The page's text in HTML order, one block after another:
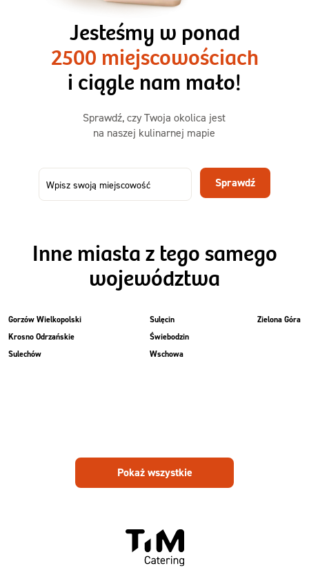
1500kcal - 2250kcal
3 sycące posiłki o większej objętości. Mniej dań,
ta sama wygoda!
50,31 zł
73,99
-32%
Menu
Jesteśmy w ponad
2500 miejscowościach
i ciągle nam mało!
Sprawdź, czy Twoja okolica jest
na naszej kulinarnej mapie
Sprawdź
Inne miasta z tego samego
województwa
Gorzów Wielkopolski
Krosno Odrzańskie
Sulechów
Sulęcin
Świebodzin
Wschowa
Zielona Góra
Pokaż wszystkie